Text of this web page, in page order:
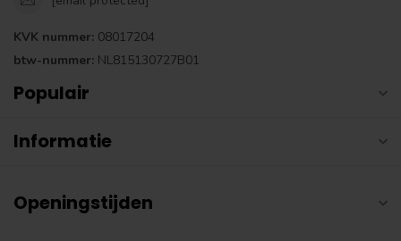
KVK nummer: 08017204
btw-nummer: NL815130727B01
Populair
Informatie
Openingstijden